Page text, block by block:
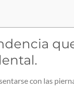
con las